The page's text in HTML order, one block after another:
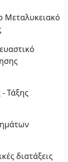
Μεταλυκειακό
Τάξης
διατάξεις